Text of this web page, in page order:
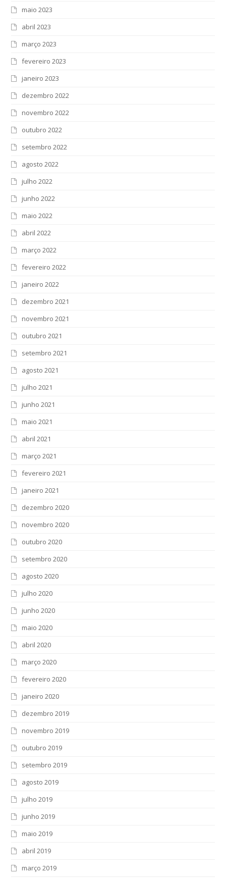
maio 2023
abril 2023
março 2023
fevereiro 2023
janeiro 2023
dezembro 2022
novembro 2022
outubro 2022
setembro 2022
agosto 2022
julho 2022
junho 2022
maio 2022
abril 2022
março 2022
fevereiro 2022
janeiro 2022
dezembro 2021
novembro 2021
outubro 2021
setembro 2021
agosto 2021
julho 2021
junho 2021
maio 2021
abril 2021
março 2021
fevereiro 2021
janeiro 2021
dezembro 2020
novembro 2020
outubro 2020
setembro 2020
agosto 2020
julho 2020
junho 2020
maio 2020
abril 2020
março 2020
fevereiro 2020
janeiro 2020
dezembro 2019
novembro 2019
outubro 2019
setembro 2019
agosto 2019
julho 2019
junho 2019
maio 2019
abril 2019
março 2019